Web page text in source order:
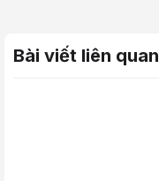
Bài viết liên quan